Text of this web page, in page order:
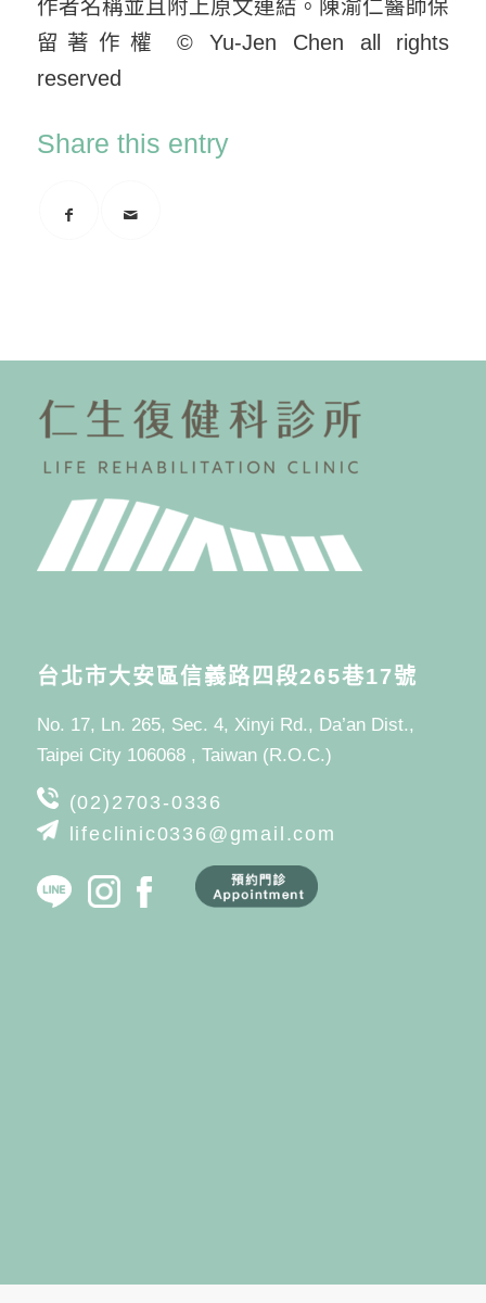
作者名稱並且附上原文連結。陳渝仁醫師保
留著作權 © Yu-Jen Chen all rights
reserved
Share this entry
台北市大安區信義路四段265巷17號
No. 17, Ln. 265, Sec. 4, Xinyi Rd., Da’an Dist.,
Taipei City 106068 , Taiwan (R.O.C.)
(02)2703-0336
lifeclinic0336@gmail.com